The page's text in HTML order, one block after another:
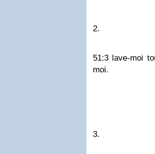
2.
51:3 lave-moi
moi.
3.